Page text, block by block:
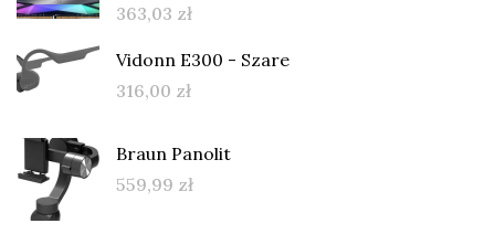
363,03 zł
Vidonn E300 - Szare
316,00 zł
Braun Panolit
559,99 zł